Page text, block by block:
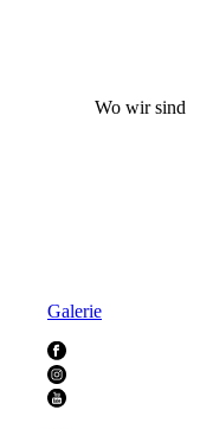
Wo wir sind
Galerie